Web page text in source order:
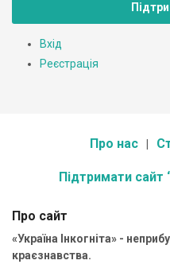
Вхід
Реєстрація
Про нас
Підтримати сайт
Про сайт
«Україна Інкогніта» -
краєзнавства.